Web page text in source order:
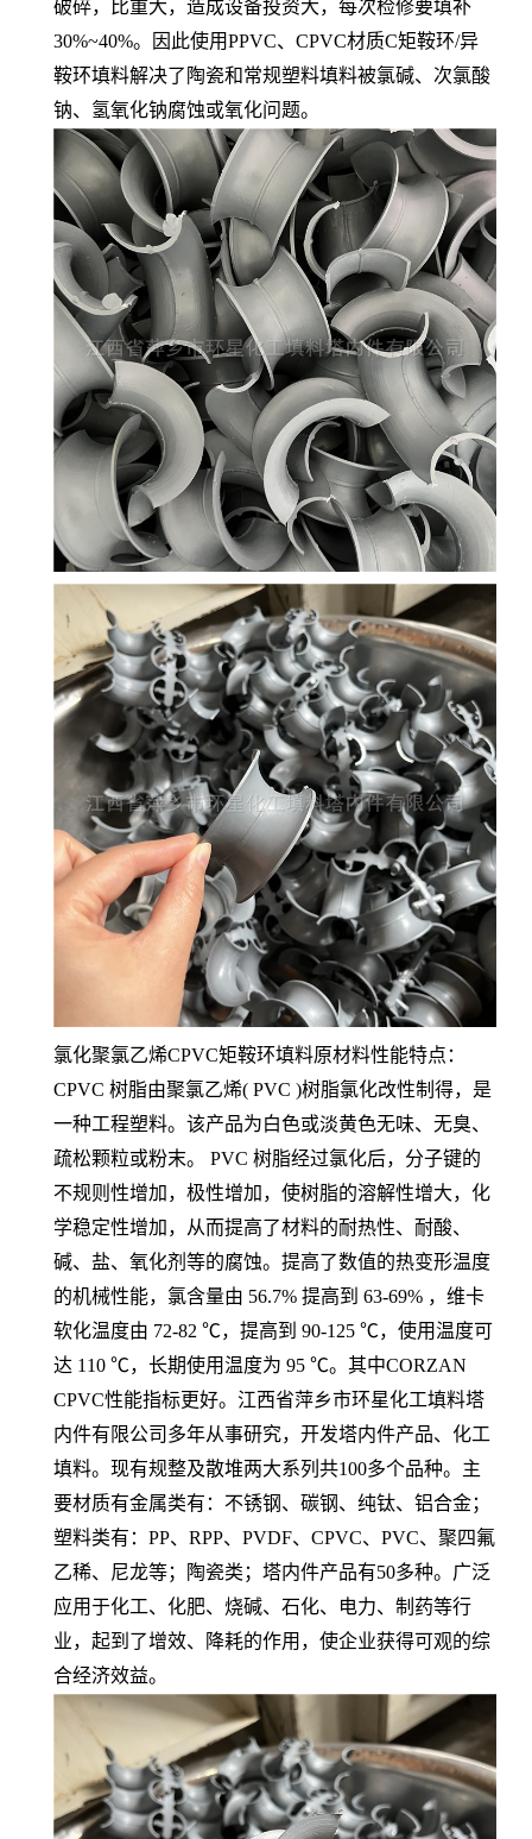
破碎，比重大，造成设备投资大，每次检修要填补
30%~40%。因此使用PPVC、CPVC材质C矩鞍环/异
鞍环填料解决了陶瓷和常规塑料填料被氯碱、次氯酸
钠、氢氧化钠腐蚀或氧化问题。
氯化聚氯乙烯CPVC矩鞍环填料原材料性能特点：
CPVC 树脂由聚氯乙烯( PVC )树脂氯化改性制得，是
一种工程塑料。该产品为白色或淡黄色无味、无臭、
疏松颗粒或粉末。 PVC 树脂经过氯化后，分子键的
不规则性增加，极性增加，使树脂的溶解性增大，化
学稳定性增加，从而提高了材料的耐热性、耐酸、
碱、盐、氧化剂等的腐蚀。提高了数值的热变形温度
的机械性能，氯含量由 56.7% 提高到 63-69% ，维卡
软化温度由 72-82 ℃，提高到 90-125 ℃，使用温度可
达 110 ℃，长期使用温度为 95 ℃。其中CORZAN
CPVC性能指标更好。 江西省萍乡市环星化工填料塔
内件有限公司多年从事研究，开发塔内件产品、化工
填料。现有规整及散堆两大系列共100多个品种。主
要材质有金属类有：不锈钢、碳钢、纯钛、铝合金；
塑料类有：PP、RPP、PVDF、CPVC、PVC、聚四氟
乙稀、尼龙等；陶瓷类；塔内件产品有50多种。广泛
应用于化工、化肥、烧碱、石化、电力、制药等行
业，起到了增效、降耗的作用，使企业获得可观的综
合经济效益。